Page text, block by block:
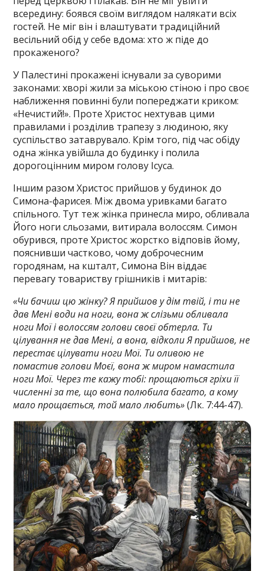
всередину: боявся своїм виглядом налякати всіх
гостей. Не міг він і влаштувати традиційний
весільний обід у себе вдома: хто ж піде до
прокаженого?
У Палестині прокажені існували за суворими
законами: хворі жили за міською стіною і про своє
наближення повинні були попереджати криком:
«Нечистий!». Проте Христос нехтував цими
правилами і розділив трапезу з людиною, яку
суспільство затаврувало. Крім того, під час обіду
одна жінка увійшла до будинку і полила
дорогоцінним миром голову Ісуса.
Іншим разом Христос прийшов у будинок до
Симона-фарисея. Між двома уривками багато
спільного. Тут теж жінка принесла миро, обливала
Його ноги сльозами, витирала волоссям. Симон
обурився, проте Христос жорстко відповів йому,
пояснивши частково, чому доброчесним
городянам, на кшталт, Симона Він віддає
перевагу товариству грішників і митарів:
«Чи бачиш цю жінку? Я прийшов у дім твій, і ти не
дав Мені води на ноги, вона ж слізьми обливала
ноги Мої і волоссям голови своєї обтерла. Ти
цілування не дав Мені, а вона, відколи Я прийшов, не
перестає цілувати ноги Мої. Ти оливою не
помастив голови Моєї, вона ж миром намастила
ноги Мої. Через те кажу тобі: прощаються гріхи її
численні за те, що вона полюбила багато, а кому
мало прощається, той мало любить»(Лк. 7:44-47).